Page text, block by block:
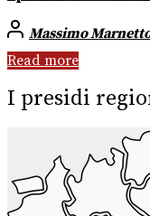
Massimo
Read more
I presidi